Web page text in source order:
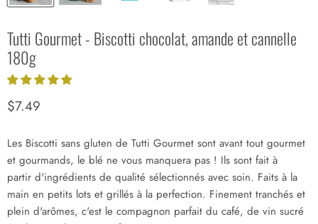
Tutti Gourmet - Biscotti chocolat, amande et cannelle
180g
Prix actuel
$7.49
Les Biscotti sans gluten de Tutti Gourmet sont avant tout gourmet
et gourmands, le blé ne vous manquera pas ! Ils sont fait à
partir d'ingrédients de qualité sélectionnés avec soin. Faits à la
main en petits lots et grillés à la perfection. Finement tranchés et
plein d'arômes, c'est le compagnon parfait du café, de vin sucré